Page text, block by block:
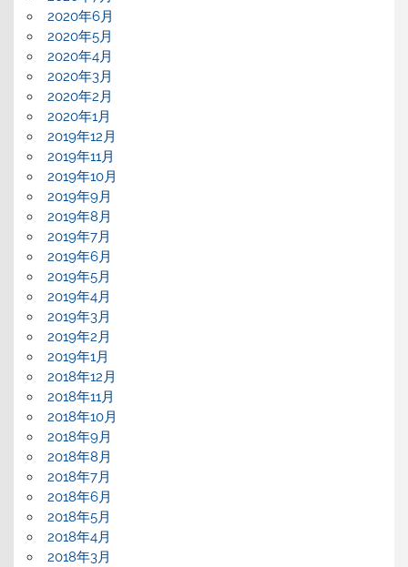
2020年6月
2020年5月
2020年4月
2020年3月
2020年2月
2020年1月
2019年12月
2019年11月
2019年10月
2019年9月
2019年8月
2019年7月
2019年6月
2019年5月
2019年4月
2019年3月
2019年2月
2019年1月
2018年12月
2018年11月
2018年10月
2018年9月
2018年8月
2018年7月
2018年6月
2018年5月
2018年4月
2018年3月